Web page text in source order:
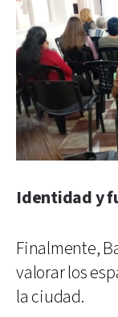
Identidad y
Finalmente,
valorar los
la ciudad.